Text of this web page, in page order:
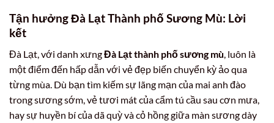
Tận hưởng Đà Lạt Thành phố Sương Mù: Lời
kết
Đà Lạt, với danh xưngĐà Lạt thành phố sương mù , luôn là
một điểm đến hấp dẫn với vẻ đẹp biến chuyển kỳ ảo qua
từng mùa. Dù bạn tìm kiếm sự lãng mạn của mai anh đào
trong sương sớm, vẻ tươi mát của cẩm tú cầu sau cơn mưa,
hay sự huyền bí của dã quỳ và cỏ hồng giữa màn sương dày